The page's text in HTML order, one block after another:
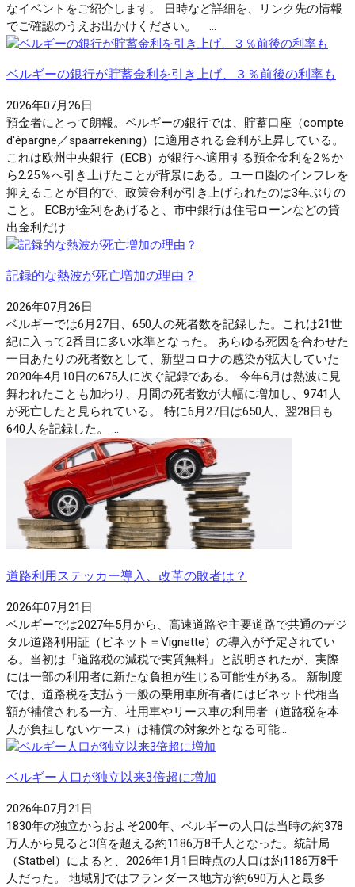
なイベントをご紹介します。 日時など詳細を、リンク先の情報
でご確認のうえお出かけください。 ...
ベルギーの銀行が貯蓄金利を引き上げ、３％前後の利率も
2026年07月26日
預金者にとって朗報。ベルギーの銀行では、貯蓄口座（compte
d'épargne／spaarrekening）に適用される金利が上昇している。
これは欧州中央銀行（ECB）が銀行へ適用する預金金利を2％か
ら2.25％へ引き上げたことが背景にある。ユーロ圏のインフレを
抑えることが目的で、政策金利が引き上げられたのは3年ぶりの
こと。 ECBが金利をあげると、市中銀行は住宅ローンなどの貸
出金利だけ...
記録的な熱波が死亡増加の理由？
2026年07月26日
ベルギーでは6月27日、650人の死者数を記録した。これは21世
紀に入って2番目に多い水準となった。 あらゆる死因を合わせた
一日あたりの死者数として、新型コロナの感染が拡大していた
2020年4月10日の675人に次ぐ記録である。 今年6月は熱波に見
舞われたことも加わり、月間の死者数が大幅に増加し、9741人
が死亡したと見られている。 特に6月27日は650人、翌28日も
640人を記録した。 ...
道路利用ステッカー導入、改革の敗者は？
2026年07月21日
ベルギーでは2027年5月から、高速道路や主要道路で共通のデジ
タル道路利用証（ビネット＝Vignette）の導入が予定されてい
る。当初は「道路税の減税で実質無料」と説明されたが、実際
には一部の利用者に新たな負担が生じる可能性がある。 新制度
では、道路税を支払う一般の乗用車所有者にはビネット代相当
額が補償される一方、社用車やリース車の利用者（道路税を本
人が負担しないケース）は補償の対象外となる可能...
ベルギー人口が独立以来3倍超に増加
2026年07月21日
1830年の独立からおよそ200年、ベルギーの人口は当時の約378
万人から見ると3倍を超える約1186万8千人となった。統計局
（Statbel）によると、2026年1月1日時点の人口は約1186万8千
人だった。 地域別ではフランダース地方が約690万人と最多